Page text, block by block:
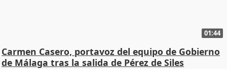
01:44
Carmen Casero, portavoz del equipo de Gobierno
de Málaga tras la salida de Pérez de Siles